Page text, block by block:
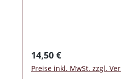
Regulärer Preis:
14,50 €
Preise inkl. MwSt. zzgl.